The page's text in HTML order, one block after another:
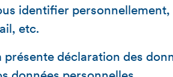
identifier
etc.
présente déclaration des